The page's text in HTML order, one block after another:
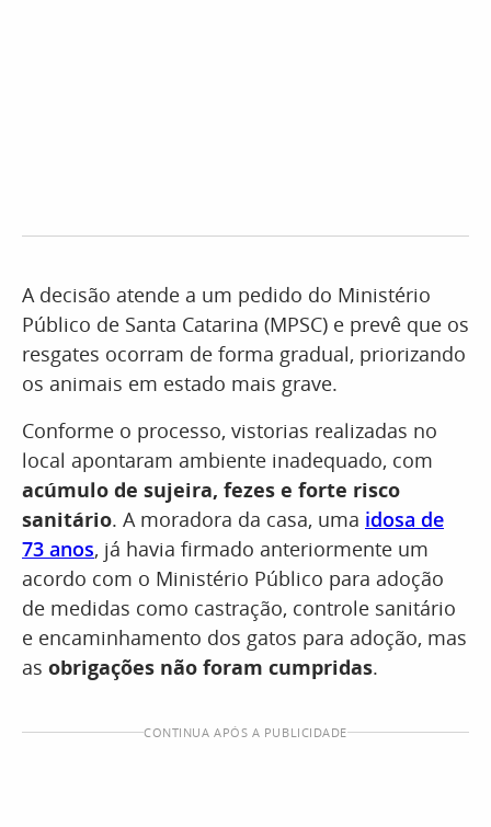
A decisão atende a um pedido do Ministério
Público de Santa Catarina (MPSC) e prevê que os
resgates ocorram de forma gradual, priorizando
os animais em estado mais grave.
Conforme o processo, vistorias realizadas no
local apontaram ambiente inadequado, com
acúmulo de sujeira, fezes e forte risco
sanitário. A moradora da casa, uma idosa de
73 anos, já havia firmado anteriormente um
acordo com o Ministério Público para adoção
de medidas como castração, controle sanitário
e encaminhamento dos gatos para adoção, mas
as obrigações não foram cumpridas.
CONTINUA APÓS A PUBLICIDADE